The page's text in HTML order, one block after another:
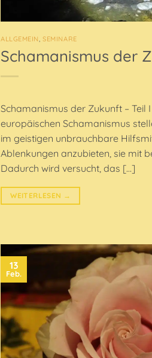
ALLGEMEIN,SEMINARE
Schamanismus der
Schamanismus der Zukunft – Teil
europäischen Schamanismus
im geistigen unbrauchbare
Ablenkungen anzubieten, sie mit
Dadurch wird versucht, das […]
WEITERLESEN →
13
Feb.